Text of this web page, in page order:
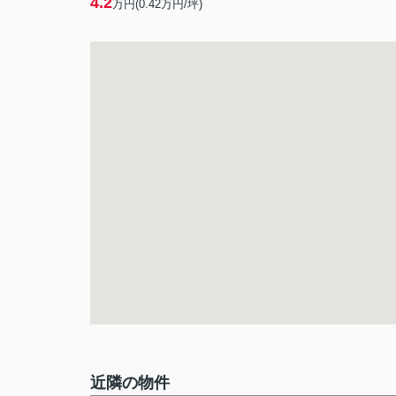
万円(0.42万円/坪)
近隣の物件